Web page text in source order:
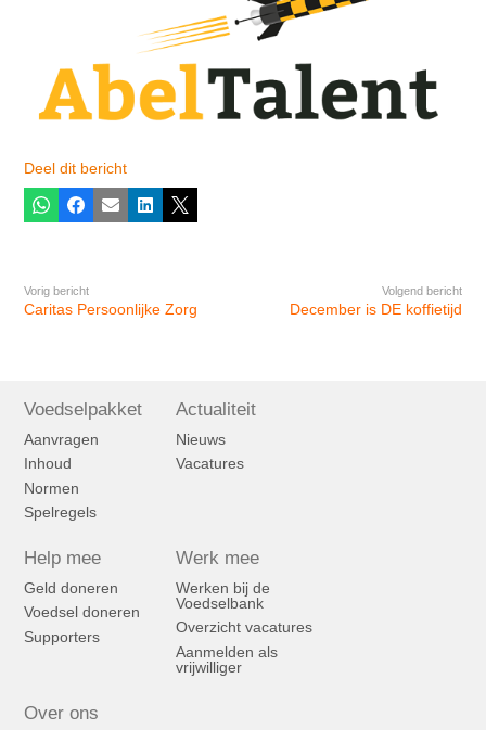
Deel dit bericht
WhatsappFacebook
E-mailLinkedIn
X
Vorig bericht
Caritas Persoonlijke Zorg
Volgend bericht
December is DE koffietijd
Voedselpakket
Aanvragen
Inhoud
Normen
Spelregels
Actualiteit
Nieuws
Vacatures
Help mee
Geld doneren
Voedsel doneren
Supporters
Werk mee
Werken bij de
Voedselbank
Overzicht vacatures
Aanmelden als
vrijwilliger
Over ons